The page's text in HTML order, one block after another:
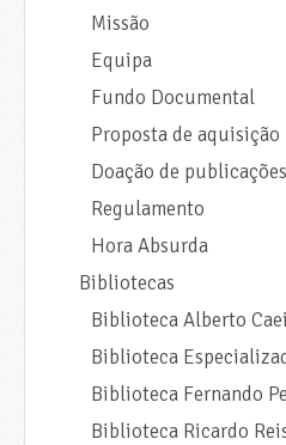
Missão
Equipa
Fundo Documental
Proposta de aquisição
Doação de publicações
Regulamento
Hora Absurda
Bibliotecas
Biblioteca Alberto
Biblioteca
Biblioteca Fernando
Biblioteca Ricardo